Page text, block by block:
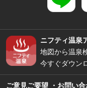
ニフティ温泉
地図から温泉
今すぐダウン
ご意見ご要望 ・お問い